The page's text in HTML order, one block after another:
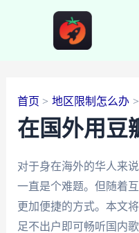
首页 地区限制怎么办
在国外用豆
对于身在海外的华人来
一直是个难题。但随着
更加便捷的方式。本文
足不出户即可畅听国内歌